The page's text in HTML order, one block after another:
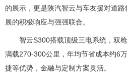
的展示，更是陕汽智云与车友援对道
展的积极响应与强强联合。
智云S300搭载顶级三电系统，双
满载270-300公里，年均节省成本约6
捷等优势，金融与定制方案灵活。